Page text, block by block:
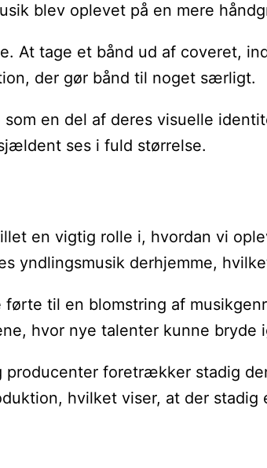
blev oplevet på en mere
At tage et bånd ud af coveret,
der gør bånd til noget særligt.
en del af deres visuelle
ses i fuld størrelse.
en vigtig rolle i, hvordan vi
derhjemme,
til en blomstring af
hvor nye talenter kunne bryde
foretrækker stadig
hvilket viser, at der